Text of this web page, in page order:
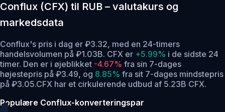
Conflux (CFX) til RUB – valutakurs og
markedsdata
Conflux's pris i dag er ₽3.32, med en 24-timers
handelsvolumen på ₽1.03B. CFX er +5.99% i de sidste 24
timer. Den er i øjeblikket -4.67% fra sin 7-dages
højestepris på ₽3.49, og 8.85% fra sit 7-dages mindstepris
på ₽3.05.CFX har et cirkulerende udbud af 5.23B CFX.
Populære Conflux-konverteringspar